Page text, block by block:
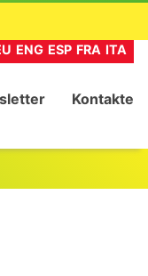
ENG ESP FRA ITA
Kontakte